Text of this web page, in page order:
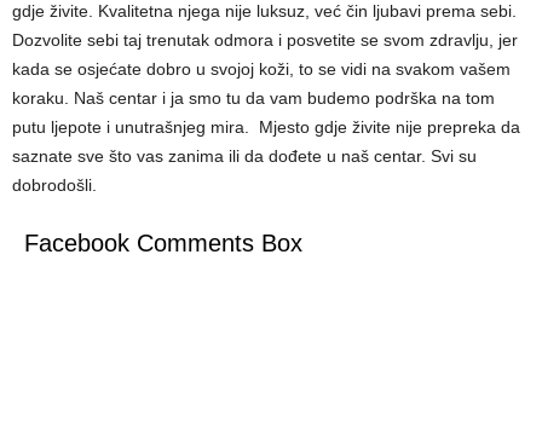
gdje živite. Kvalitetna njega nije luksuz, već čin ljubavi prema sebi.
Dozvolite sebi taj trenutak odmora i posvetite se svom zdravlju, jer
kada se osjećate dobro u svojoj koži, to se vidi na svakom vašem
koraku. Naš centar i ja smo tu da vam budemo podrška na tom
putu ljepote i unutrašnjeg mira. Mjesto gdje živite nije prepreka da
saznate sve što vas zanima ili da dođete u naš centar. Svi su
dobrodošli.
Facebook Comments Box